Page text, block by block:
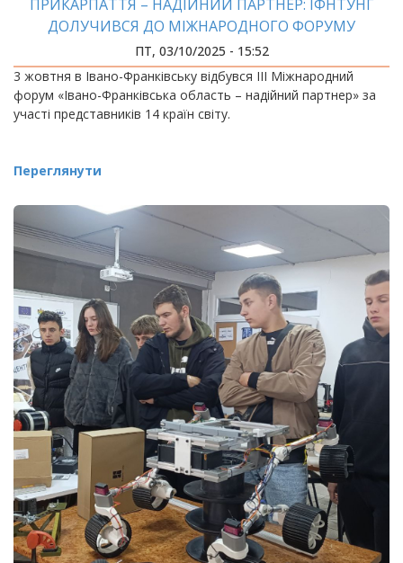
ПРИКАРПАТТЯ – НАДІЙНИЙ ПАРТНЕР: ІФНТУНГ
ДОЛУЧИВСЯ ДО МІЖНАРОДНОГО ФОРУМУ
ПТ, 03/10/2025 - 15:52
3 жовтня в Івано-Франківську відбувся ІІІ Міжнародний
форум «Івано-Франківська область – надійний партнер» за
участі представників 14 країн світу.
Переглянути